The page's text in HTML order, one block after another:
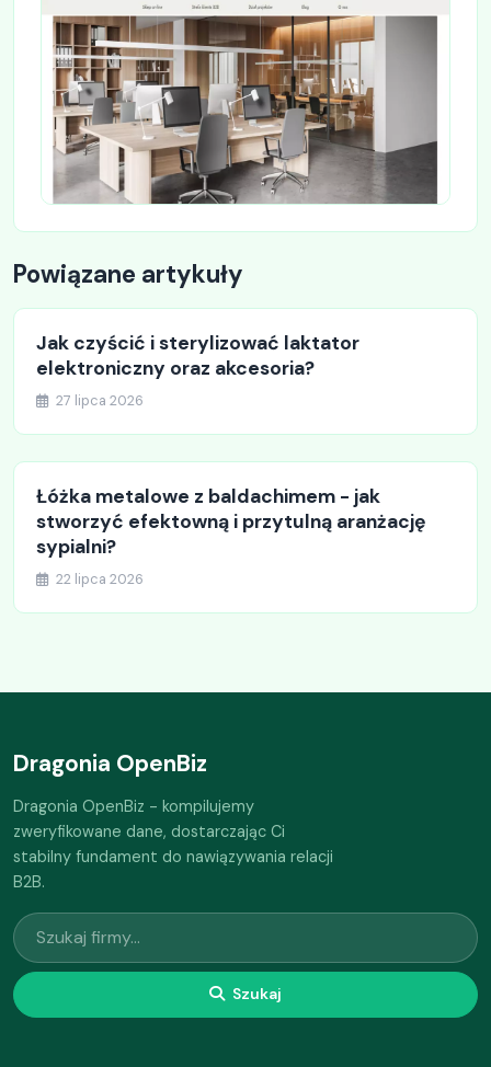
Powiązane artykuły
Jak czyścić i sterylizować laktator
elektroniczny oraz akcesoria?
27 lipca 2026
Łóżka metalowe z baldachimem - jak
stworzyć efektowną i przytulną aranżację
sypialni?
22 lipca 2026
Dragonia OpenBiz
Dragonia OpenBiz - kompilujemy
zweryfikowane dane, dostarczając Ci
stabilny fundament do nawiązywania relacji
B2B.
Szukaj